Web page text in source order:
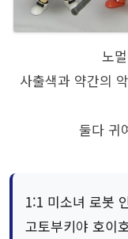
노
사출색과 약간의
둘다 귀
1:1 미소녀 로봇
고토부키야 호이